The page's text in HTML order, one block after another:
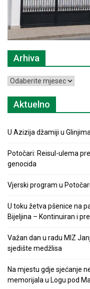
Arhiva
Arhiva
Aktuelno
U Azizija džamiji u
Potočari: Reisul-ulema
genocida
Vjerski program u
U toku žetva pšenice na
Bijeljina – Kontinuiran i
Važan dan u radu MIZ
sjedište medžlisa
Na mjestu gdje sjećanje
memorijala u Logu pod